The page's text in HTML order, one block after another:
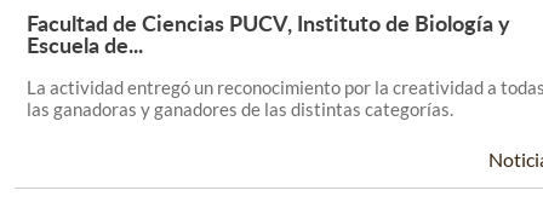
Leer Más +
Facultad de Ciencias PUCV, Instituto de Biología y
Escuela de...
La actividad entregó un reconocimiento por la creatividad a
las ganadoras y ganadores de las distintas categorías.